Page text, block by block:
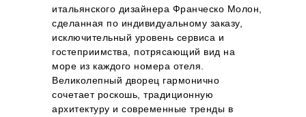
итальянского дизайнера Франческо Молон,
сделанная по индивидуальному заказу,
исключительный уровень сервиса и
гостеприимства, потрясающий вид на
море из каждого номера отеля.
Великолепный дворец гармонично
сочетает роскошь, традиционную
архитектуру и современные тренды в